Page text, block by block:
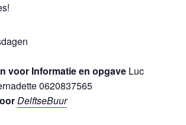
voor Informatie en opgave Luc
0620837565
DelftseBuur